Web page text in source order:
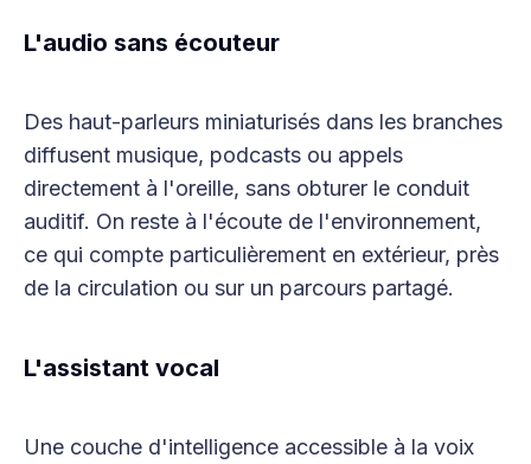
L'audio sans écouteur
Des haut-parleurs miniaturisés dans les branches
diffusent musique, podcasts ou appels
directement à l'oreille, sans obturer le conduit
auditif. On reste à l'écoute de l'environnement,
ce qui compte particulièrement en extérieur, près
de la circulation ou sur un parcours partagé.
L'assistant vocal
Une couche d'intelligence accessible à la voix